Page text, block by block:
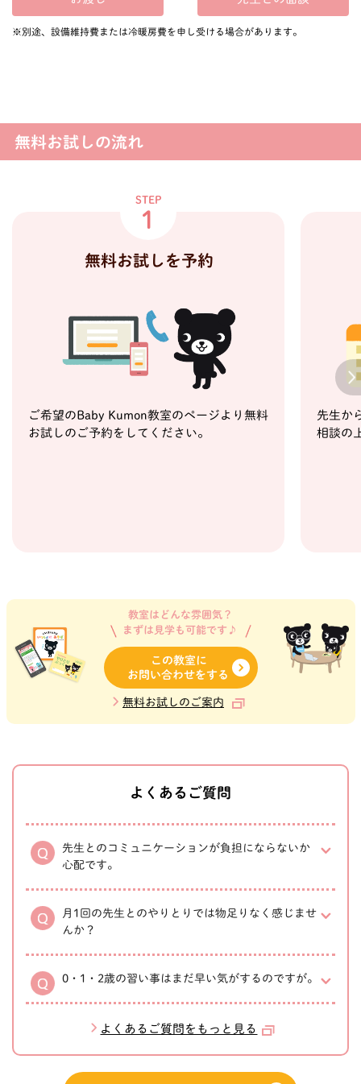
※別途、設備維持費または冷暖房費を申し受ける場合があります。
無料お試しの流れ
STEP
1
無料お試しを予約
ご希望のBaby Kumon教室のページより無料
お試しのご予約をしてください。
先生か
相談の
教室はどんな雰囲気？
まずは見学も可能です♪
この教室に
お問い合わせをする
無料お試しのご案内
よくあるご質問
先生とのコミュニケーションが負担にならないか
心配です。
月1回の先生とのやりとりでは物足りなく感じませ
んか？
0・1・2歳の習い事はまだ早い気がするのですが。
よくあるご質問をもっと見る